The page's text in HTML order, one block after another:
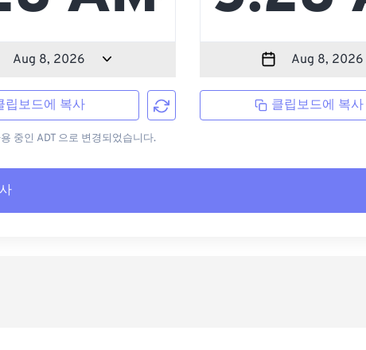
립보드에 복사
중인 ADT 으로 변경되었습니다.
클립보드에 복사